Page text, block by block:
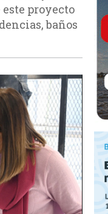
este proyecto
baños